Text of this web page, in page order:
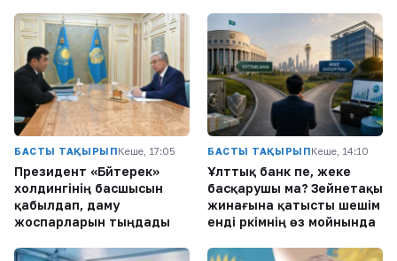
БАСТЫ ТАҚЫРЫПКеше, 17:05
Президент «Бәйтерек»
холдингінің басшысын
қабылдап, даму
жоспарларын тыңдады
БАСТЫ ТАҚЫРЫПКеше, 14:10
Ұлттық банк пе, жеке
басқарушы ма? Зейнетақы
жинағына қатысты шешім
енді әркімнің өз мойнында